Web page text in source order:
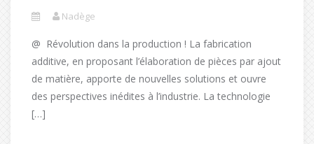
Nadège
@ Révolution dans la production ! La fabrication
additive, en proposant l’élaboration de pièces par ajout
de matière, apporte de nouvelles solutions et ouvre
des perspectives inédites à l’industrie. La technologie
[…]